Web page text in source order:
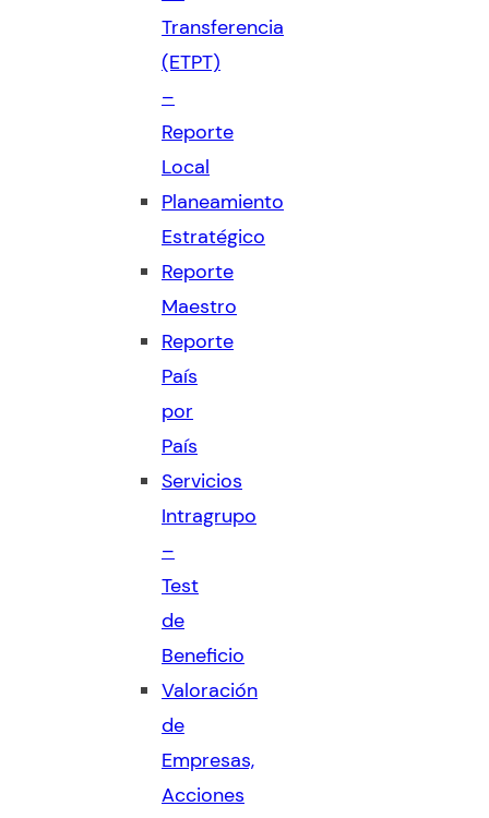
Transferencia
(ETPT)
–
Reporte
Local
Planeamiento
Estratégico
Reporte
Maestro
Reporte
País
por
País
Servicios
Intragrupo
–
Test
de
Beneficio
Valoración
de
Empresas,
Acciones